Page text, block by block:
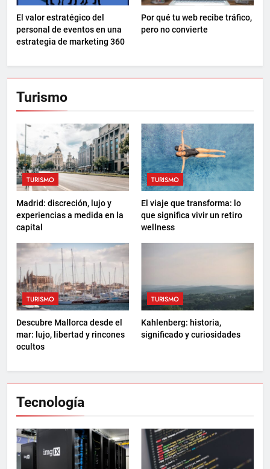
El valor estratégico del
personal de eventos en una
estrategia de marketing 360
Por qué tu web recibe tráfico,
pero no convierte
Turismo
TURISMO
Madrid: discreción, lujo y
experiencias a medida en la
capital
TURISMO
El viaje que transforma: lo
que significa vivir un retiro
wellness
TURISMO
Descubre Mallorca desde el
mar: lujo, libertad y rincones
ocultos
TURISMO
Kahlenberg: historia,
significado y curiosidades
Tecnología